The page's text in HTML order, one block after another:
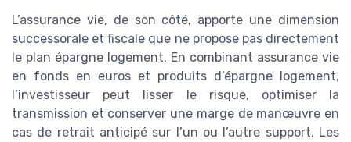
L’assurance vie, de son côté, apporte une dimension
successorale et fiscale que ne propose pas directement
le plan épargne logement. En combinant assurance vie
en fonds en euros et produits d’épargne logement,
l’investisseur peut lisser le risque, optimiser la
transmission et conserver une marge de manœuvre en
cas de retrait anticipé sur l’un ou l’autre support. Les